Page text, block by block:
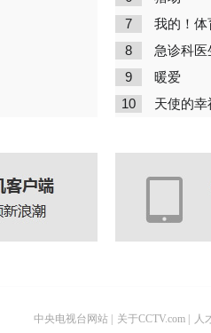
7 我的！体
8 急诊科医
9 暖爱
10 天使的幸
中央电视台网站 关于CCTV.com 人